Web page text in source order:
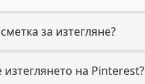
за изтегляне?
на Pinterest?